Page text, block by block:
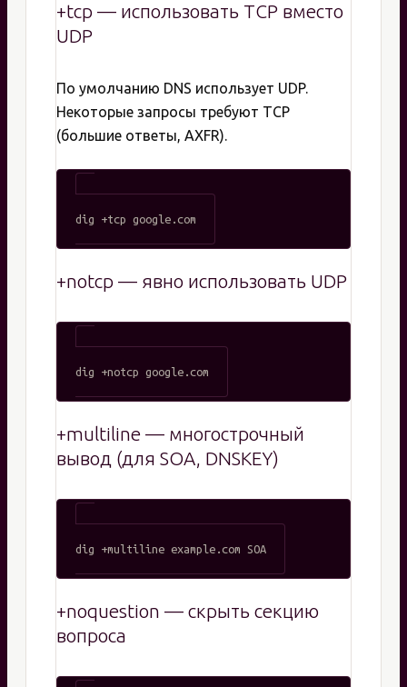
+tcp — использовать TCP вместо
UDP
По умолчанию DNS использует UDP.
Некоторые запросы требуют TCP
(большие ответы, AXFR).
+notcp — явно использовать UDP
+multiline — многострочный
вывод (для SOA, DNSKEY)
+noquestion — скрыть секцию
вопроса